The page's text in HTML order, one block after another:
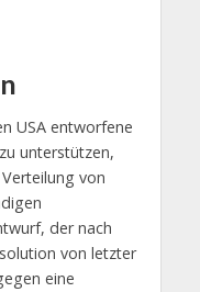
USA entworfene
unterstützen,
von
der nach
von letzter
eine